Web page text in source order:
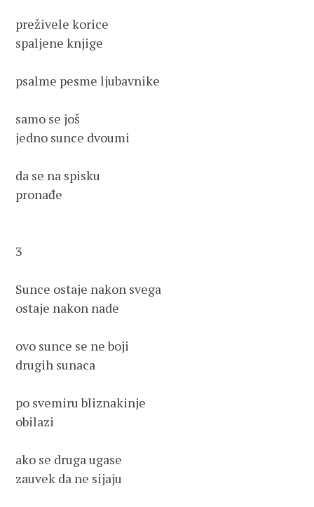
preživele korice
spaljene knjige
psalme pesme ljubavnike
samo se još
jedno sunce dvoumi
da se na spisku
pronađe
3
Sunce ostaje nakon svega
ostaje nakon nade
ovo sunce se ne boji
drugih sunaca
po svemiru bliznakinje
obilazi
ako se druga ugase
zauvek da ne sijaju